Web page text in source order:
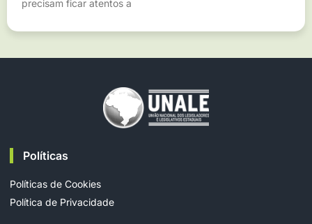
precisam ficar atentos a
Políticas
Políticas de Cookies
Política de Privacidade